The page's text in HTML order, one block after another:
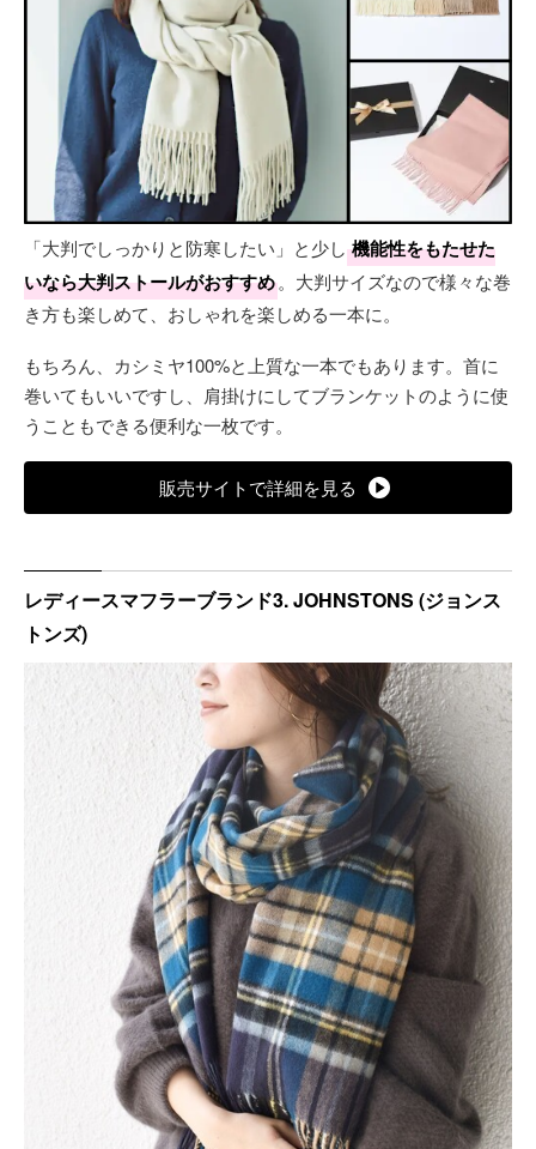
「大判でしっかりと防寒したい」と少し 機能性をもたせた
いなら大判ストールがおすすめ。大判サイズなので様々な巻
き方も楽しめて、おしゃれを楽しめる一本に。
もちろん、カシミヤ100%と上質な一本でもあります。首に
巻いてもいいですし、肩掛けにしてブランケットのように使
うこともできる便利な一枚です。
販売サイトで詳細を見る
レディースマフラーブランド3. JOHNSTONS (ジョンス
トンズ)